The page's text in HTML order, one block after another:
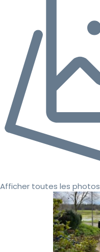
Afficher toutes les photos